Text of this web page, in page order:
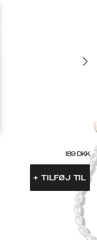
189 DKK
+ TILFØJ TIL